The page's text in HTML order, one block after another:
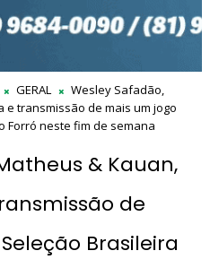
GERAL
Wesley Safadão,
e transmissão de mais um jogo
Forró neste fim de semana
& Kauan,
de
Brasileira